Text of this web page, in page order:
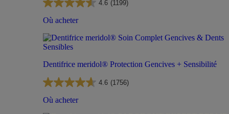
4.6 (1199)
Où acheter
Dentifrice meridol® Protection Gencives + Sensibilité
4.6 (1756)
Où acheter